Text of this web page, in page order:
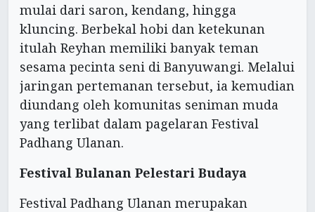
mulai dari saron, kendang, hingga
kluncing. Berbekal hobi dan ketekunan
itulah Reyhan memiliki banyak teman
sesama pecinta seni di Banyuwangi. Melalui
jaringan pertemanan tersebut, ia kemudian
diundang oleh komunitas seniman muda
yang terlibat dalam pagelaran Festival
Padhang Ulanan.
Festival Bulanan Pelestari Budaya
Festival Padhang Ulanan merupakan